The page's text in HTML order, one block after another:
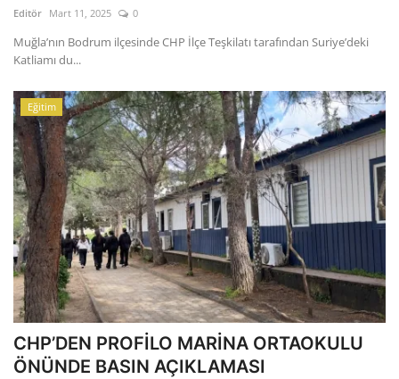
Editör Mart 11, 2025 0
Muğla’nın Bodrum ilçesinde CHP İlçe Teşkilatı tarafından Suriye’deki
Katliamı du...
Eğitim
CHP’DEN PROFİLO MARİNA ORTAOKULU
ÖNÜNDE BASIN AÇIKLAMASI